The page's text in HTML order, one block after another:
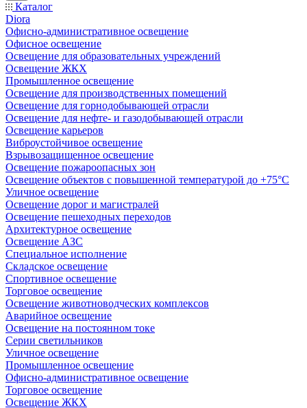
Каталог
Diora
Офисно-административное освещение
Офисное освещение
Освещение для образовательных учреждений
Освещение ЖКХ
Промышленное освещение
Освещение для производственных помещений
Освещение для горнодобывающей отрасли
Освещение для нефте- и газодобывающей отрасли
Освещение карьеров
Виброустойчивое освещение
Взрывозащищенное освещение
Освещение пожароопасных зон
Освещение объектов с повышенной температурой до +75°C
Уличное освещение
Освещение дорог и магистралей
Освещение пешеходных переходов
Архитектурное освещение
Освещение АЗС
Специальное исполнение
Складское освещение
Спортивное освещение
Торговое освещение
Освещение животноводческих комплексов
Аварийное освещение
Освещение на постоянном токе
Серии светильников
Уличное освещение
Промышленное освещение
Офисно-административное освещение
Торговое освещение
Освещение ЖКХ